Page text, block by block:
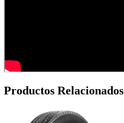
Productos Relacionados